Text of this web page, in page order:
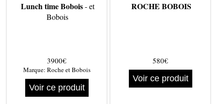
Lunch time Bobois- et
Bobois
3900€
Marque: Roche et Bobois
Voir ce produit
ROCHE BOBOIS
580€
Voir ce produit